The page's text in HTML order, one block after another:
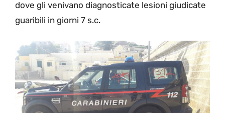
dove gli venivano diagnosticate lesioni giudicate
guaribili in giorni 7 s.c.